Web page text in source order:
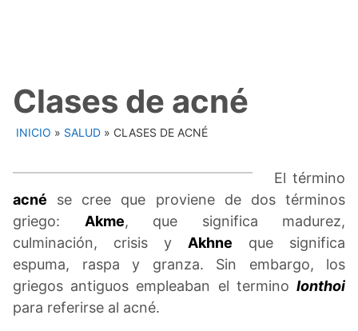
Clases de acné
INICIO » SALUD » CLASES DE ACNÉ
El término
acné se cree que proviene de dos términos
griego: Akme, que significa madurez,
culminación, crisis y Akhne que significa
espuma, raspa y granza. Sin embargo, los
griegos antiguos empleaban el termino Ionthoi
para referirse al acné.